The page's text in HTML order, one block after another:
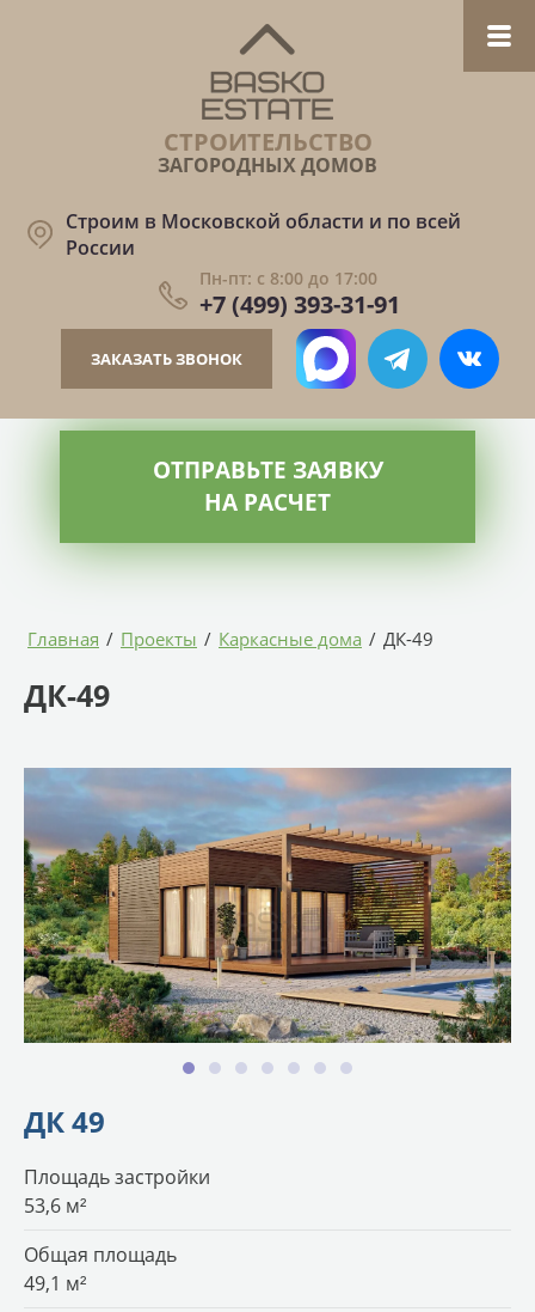
СТРОИТЕЛЬСТВО
ЗАГОРОДНЫХ ДОМОВ
Строим в Московской области и по всей
России
Пн-пт: с 8:00 до 17:00
+7 (499) 393-31-91
ЗАКАЗАТЬ ЗВОНОК
ОТПРАВЬТЕ ЗАЯВКУ
НА РАСЧЕТ
Главная / Проекты / Каркасные дома / ДК-49
ДК-49
ДК 49
Площадь застройки
53,6 м²
Общая площадь
49,1 м²